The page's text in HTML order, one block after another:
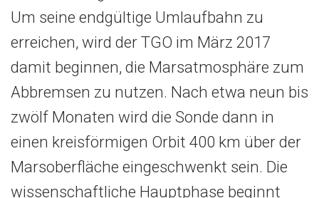
Um seine endgültige Umlaufbahn zu
erreichen, wird der TGO im März 2017
damit beginnen, die Marsatmosphäre zum
Abbremsen zu nutzen. Nach etwa neun bis
zwölf Monaten wird die Sonde dann in
einen kreisförmigen Orbit 400 km über der
Marsoberfläche eingeschwenkt sein. Die
wissenschaftliche Hauptphase beginnt